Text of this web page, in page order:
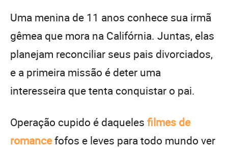
Uma menina de 11 anos conhece sua irmã
gêmea que mora na Califórnia. Juntas, elas
planejam reconciliar seus pais divorciados,
e a primeira missão é deter uma
interesseira que tenta conquistar o pai.
Operação cupido é daqueles filmes de
romancefofos e leves para todo mundo ver